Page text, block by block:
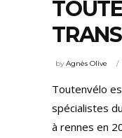
byAgnès Olive
Toutenvélo
spécialistes
à rennes en